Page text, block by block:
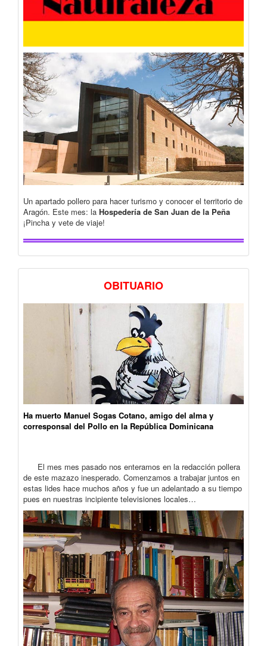
Un apartado pollero para hacer turismo y conocer el territorio de
Aragón. Este mes: la Hospedería de San Juan de la Peña
¡Pincha y vete de viaje!
OBITUARIO
Ha muerto Manuel Sogas Cotano, amigo del alma y
corresponsal del Pollo en la República Dominicana
El mes mes pasado nos enteramos en la redacción pollera
de este mazazo inesperado. Comenzamos a trabajar juntos en
estas lides hace muchos años y fue un adelantado a su tiempo
pues en nuestras incipiente televisiones locales…